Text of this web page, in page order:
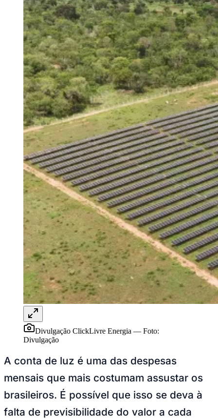
Juventude
Acompanhar jogos
Newsletter Bom Dia Barueri
Entretenimento Completo
Resultados das Loterias
Esportes ao Vivo
Trânsito em Tempo Real
Clima e Previsão do Tempo
Vagas de Emprego
Portal Pet
Explore Barueri
Guia de Empresas
Publicidade Anuncie Aqui
Seguir 3min de leitura
Cresce busca por assinaturas de energia
solar no Brasil
Redação Jornal de Barueri
25 de junho de 2026 às 09:00